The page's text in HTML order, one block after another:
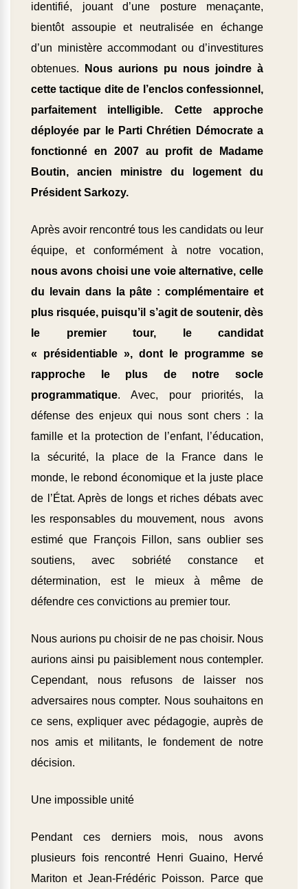
identifié, jouant d’une posture menaçante,
bientôt assoupie et neutralisée en échange
d’un ministère accommodant ou d’investitures
obtenues.
Nous aurions pu nous joindre à
cette tactique dite de l’enclos confessionnel,
parfaitement intelligible. Cette approche
déployée par le Parti Chrétien Démocrate a
fonctionné en 2007 au profit de Madame
Boutin, ancien ministre du logement du
Président Sarkozy.
Après avoir rencontré tous les candidats ou leur
équipe, et conformément à notre vocation,
nous avons choisi une voie alternative, celle
du levain dans la pâte : complémentaire et
plus risquée, puisqu’il s’agit de soutenir, dès
le premier tour, le candidat
« présidentiable », dont le programme se
rapproche le plus de notre socle
programmatique. Avec, pour priorités, la
défense des enjeux qui nous sont chers : la
famille et la protection de l’enfant, l’éducation,
la sécurité, la place de la France dans le
monde, le rebond économique et la juste place
de l’État. Après de longs et riches débats avec
les responsables du mouvement, nous avons
estimé que François Fillon, sans oublier ses
soutiens, avec sobriété constance et
détermination, est le mieux à même de
défendre ces convictions au premier tour.
Nous aurions pu choisir de ne pas choisir. Nous
aurions ainsi pu paisiblement nous contempler.
Cependant, nous refusons de laisser nos
adversaires nous compter. Nous souhaitons en
ce sens, expliquer avec pédagogie, auprès de
nos amis et militants, le fondement de notre
décision.
Une impossible unité
Pendant ces derniers mois, nous avons
plusieurs fois rencontré Henri Guaino, Hervé
Mariton et Jean-Frédéric Poisson. Parce que